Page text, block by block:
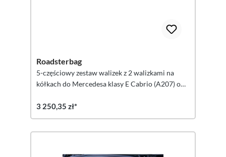
Roadsterbag
5-częściowy zestaw walizek z 2 walizkami na
kółkach do Mercedesa klasy E Cabrio (A207) o
3 250,35 zł*